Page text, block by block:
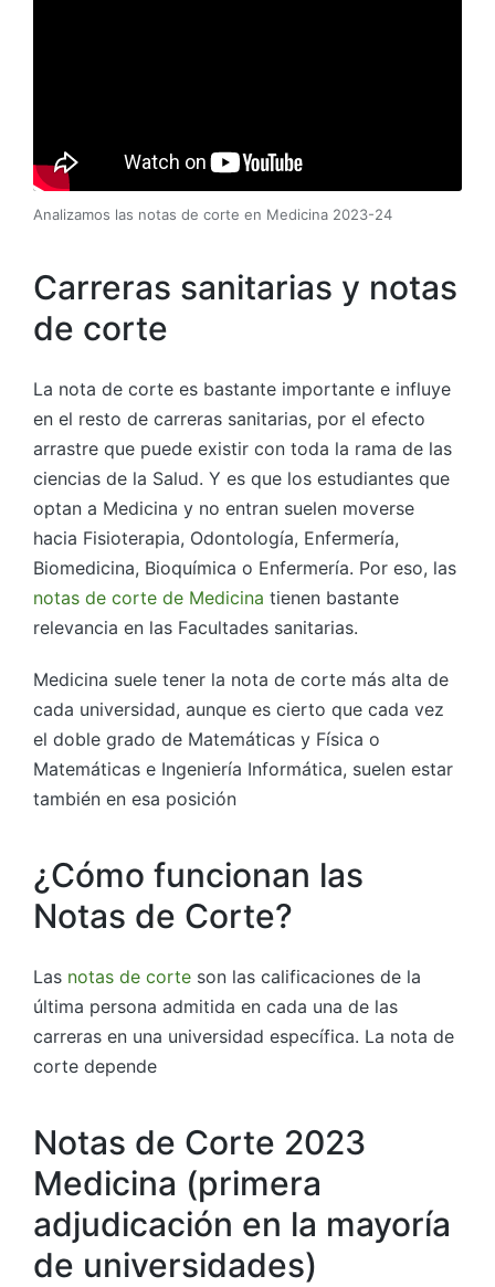
Analizamos las notas de corte en Medicina 2023-24
Carreras sanitarias y notas
de corte
La nota de corte es bastante importante e influye
en el resto de carreras sanitarias, por el efecto
arrastre que puede existir con toda la rama de las
ciencias de la Salud. Y es que los estudiantes que
optan a Medicina y no entran suelen moverse
hacia Fisioterapia, Odontología, Enfermería,
Biomedicina, Bioquímica o Enfermería. Por eso, las
notas de corte de Medicina tienen bastante
relevancia en las Facultades sanitarias.
Medicina suele tener la nota de corte más alta de
cada universidad, aunque es cierto que cada vez
el doble grado de Matemáticas y Física o
Matemáticas e Ingeniería Informática, suelen estar
también en esa posición
¿Cómo funcionan las
Notas de Corte?
Las notas de corte son las calificaciones de la
última persona admitida en cada una de las
carreras en una universidad específica. La nota de
corte depende
Notas de Corte 2023
Medicina (primera
adjudicación en la mayoría
de universidades)